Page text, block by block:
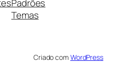
Padrões
Temas
Criado com WordPress